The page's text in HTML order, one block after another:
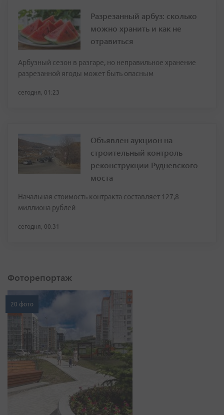
Разрезанный арбуз: сколько
можно хранить и как не
отравиться
Арбузный сезон в разгаре, но неправильное хранение
разрезанной ягоды может быть опасным
сегодня, 01:23
Объявлен аукцион на
строительный контроль
реконструкции Рудневского
моста
Начальная стоимость контракта составляет 127,8
миллиона рублей
сегодня, 00:31
Фоторепортаж
20 фото